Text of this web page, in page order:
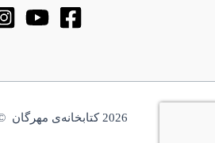
2026 کتابخانه‌ی مهرگان ©Copyright